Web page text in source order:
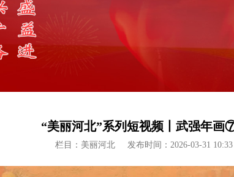
“美丽河北”系列短视频丨武强年画
栏目：美丽河北 发布时间：2026-03-31